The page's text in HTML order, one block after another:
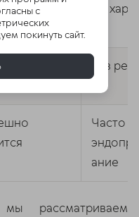
Не
боль Без
Часто
ание
рассматриваем
с
покинуть сайт.